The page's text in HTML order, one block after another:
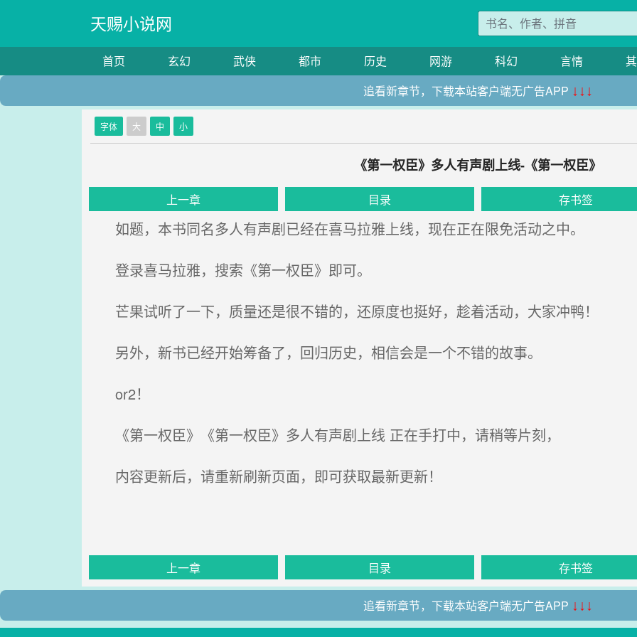
天赐小说网
首页 玄幻 武侠 都市 历史 网游 科幻 言情
追看新章节，下载本站客户端无广告APP ↓↓↓
字体 大 中 小
《第一权臣》多人有声剧上线-《第一权臣》
上一章 目录 存书签
如题，本书同名多人有声剧已经在喜马拉雅上线，现在正在限免活动之中。
登录喜马拉雅，搜索《第一权臣》即可。
芒果试听了一下，质量还是很不错的，还原度也挺好，趁着活动，大家冲鸭！
另外，新书已经开始筹备了，回归历史，相信会是一个不错的故事。
or2！
《第一权臣》《第一权臣》多人有声剧上线 正在手打中，请稍等片刻，
内容更新后，请重新刷新页面，即可获取最新更新！
上一章 目录 存书签
追看新章节，下载本站客户端无广告APP ↓↓↓